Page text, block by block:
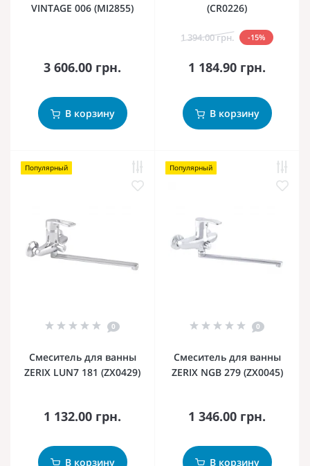
VINTAGE 006 (MI2855)
3 606.00 грн.
В корзину
(CR0226)
1 394.00 грн. -15%
1 184.90 грн.
В корзину
Популярный
0
Смеситель для ванны
ZERIX LUN7 181 (ZX0429)
1 132.00 грн.
В корзину
Популярный
0
Смеситель для ванны
ZERIX NGB 279 (ZX0045)
1 346.00 грн.
В корзину